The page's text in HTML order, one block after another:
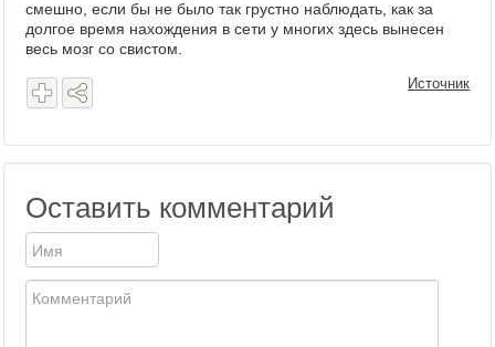
смешно, если бы не было так грустно наблюдать, как за
долгое время нахождения в сети у многих здесь вынесен
весь мозг со свистом.
Источник
Оставить комментарий